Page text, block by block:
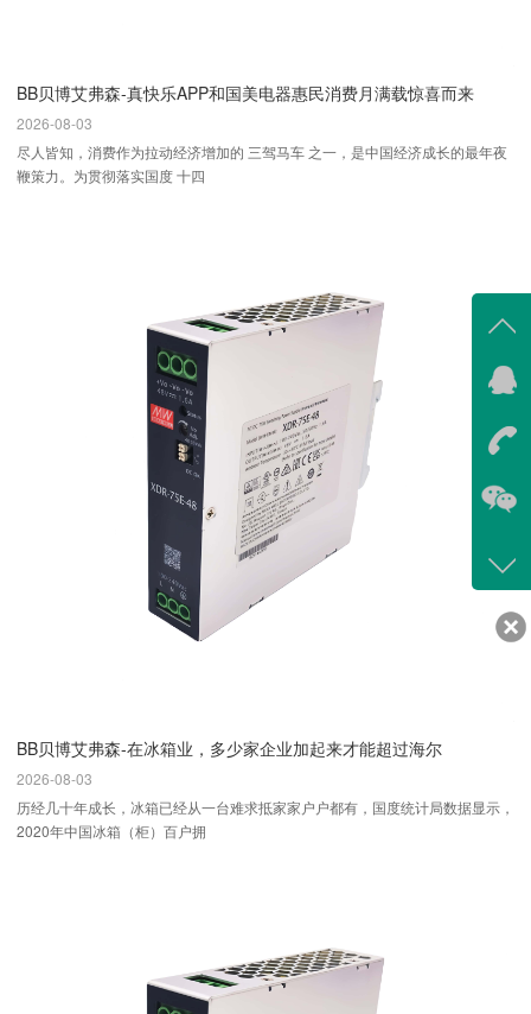
BB贝博艾弗森-真快乐APP和国美电器惠民消费月满载惊喜而来
2026-08-03
尽人皆知，消费作为拉动经济增加的 三驾马车 之一，是中国经济成长的最年夜
鞭策力。为贯彻落实国度 十四
BB贝博艾弗森-在冰箱业，多少家企业加起来才能超过海尔
2026-08-03
历经几十年成长，冰箱已经从一台难求抵家家户户都有，国度统计局数据显示，
2020年中国冰箱（柜）百户拥
在线
我
咨询
客